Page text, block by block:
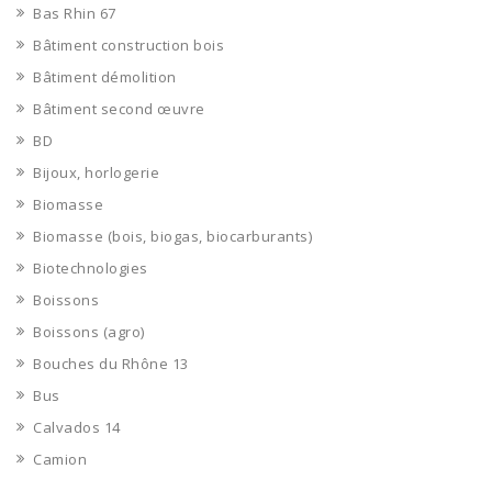
Bas Rhin 67
Bâtiment construction bois
Bâtiment démolition
Bâtiment second œuvre
BD
Bijoux, horlogerie
Biomasse
Biomasse (bois, biogas, biocarburants)
Biotechnologies
Boissons
Boissons (agro)
Bouches du Rhône 13
Bus
Calvados 14
Camion